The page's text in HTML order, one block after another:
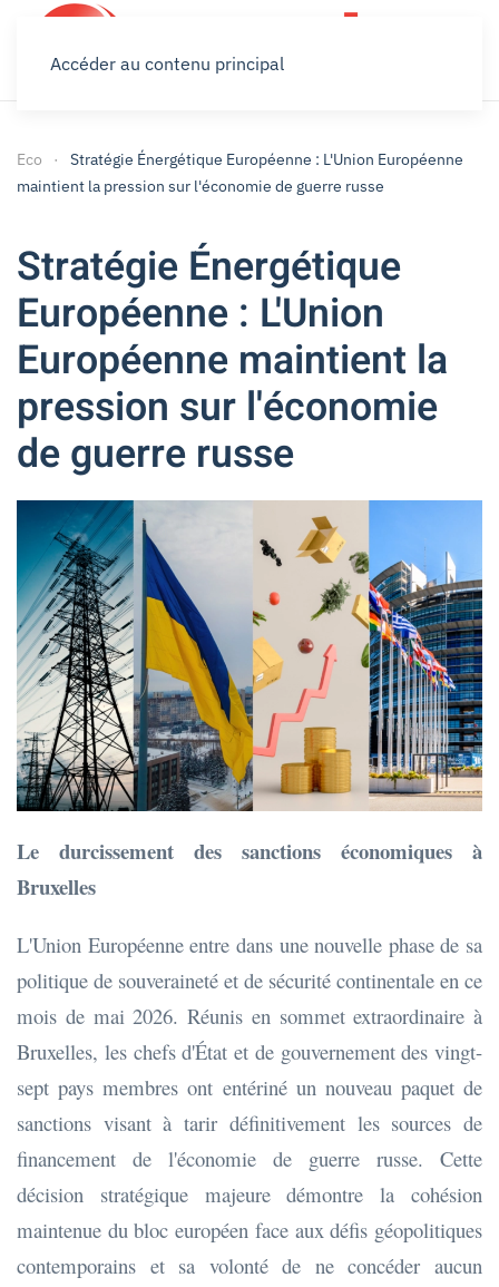
Accéder au contenu principal
Eco
Stratégie Énergétique Européenne : L'Union Européenne
maintient la pression sur l'économie de guerre russe
Stratégie Énergétique
Européenne : L'Union
Européenne maintient la
pression sur l'économie
de guerre russe
Le durcissement des sanctions économiques à
Bruxelles
L'Union Européenne entre dans une nouvelle phase de sa
politique de souveraineté et de sécurité continentale en ce
mois de mai 2026. Réunis en sommet extraordinaire à
Bruxelles, les chefs d'État et de gouvernement des vingt-
sept pays membres ont entériné un nouveau paquet de
sanctions visant à tarir définitivement les sources de
financement de l'économie de guerre russe. Cette
décision stratégique majeure démontre la cohésion
maintenue du bloc européen face aux défis géopolitiques
contemporains et sa volonté de ne concéder aucun